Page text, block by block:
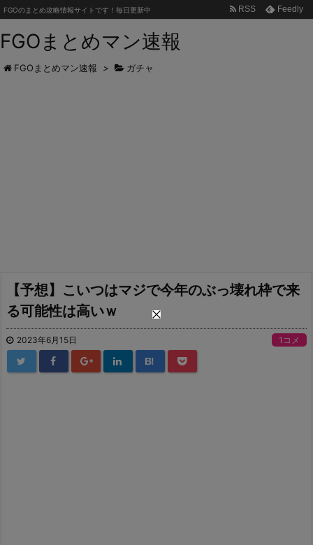
FGOまとめマン速報
FGOのまとめ攻略情報サイトです！毎日更新中 RSS Feedly
FGOまとめマン速報 > ガチャ
【予想】こいつはマジで今年のぶっ壊れ枠で来
る可能性は高いｗ
2023年6月15日 1コメ
B!